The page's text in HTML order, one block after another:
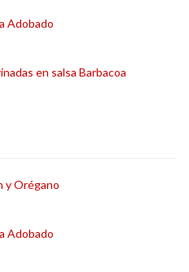
Adobado
en salsa Barbacoa
y Orégano
Adobado